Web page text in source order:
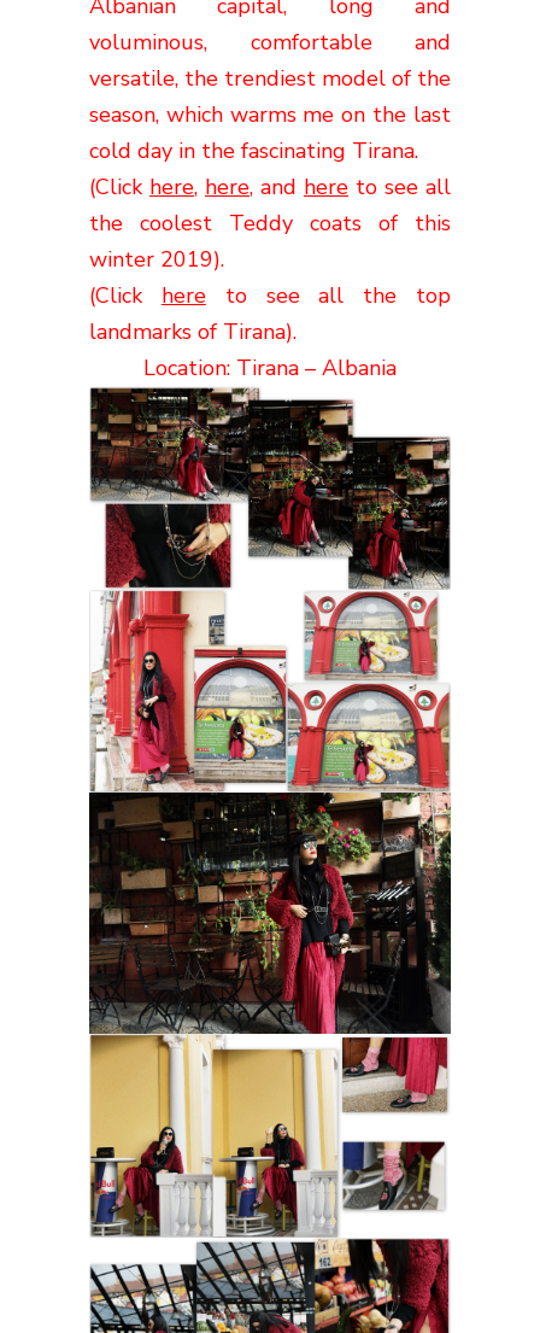
Albanian capital, long and
voluminous, comfortable and
versatile, the trendiest model of the
season, which warms me on the last
cold day in the fascinating Tirana.
(Click here, here, and here to see all
the coolest Teddy coats of this
winter 2019).
(Click hereto see all the top
landmarks of Tirana).
Location: Tirana – Albania